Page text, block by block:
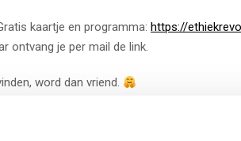
kaartje en programma: https://
ontvang je per mail de link.
word dan vriend.
volgen van onze eigen